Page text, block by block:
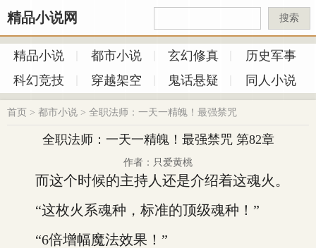
精品小说网 搜索
精品小说 都市小说 玄幻修真
历史军事
科幻竞技
穿越架空 鬼话悬疑 同人小说
首页 > 都市小说 > 全职法师：一天一精魄！最强禁咒
全职法师：一天一精魄！最强禁咒 第82章
作者：只爱黄桃
而这个时候的主持人还是介绍着这魂火。
“这枚火系魂种，标准的顶级魂种！”
“6倍增幅魔法效果！”